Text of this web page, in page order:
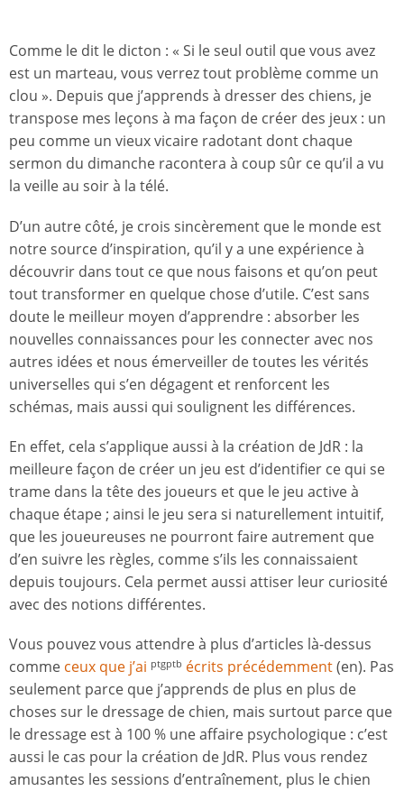
Comme le dit le dicton : « Si le seul outil que vous avez
est un marteau, vous verrez tout problème comme un
clou ». Depuis que j’apprends à dresser des chiens, je
transpose mes leçons à ma façon de créer des jeux : un
peu comme un vieux vicaire radotant dont chaque
sermon du dimanche racontera à coup sûr ce qu’il a vu
la veille au soir à la télé.
D’un autre côté, je crois sincèrement que le monde est
notre source d’inspiration, qu’il y a une expérience à
découvrir dans tout ce que nous faisons et qu’on peut
tout transformer en quelque chose d’utile. C’est sans
doute le meilleur moyen d’apprendre : absorber les
nouvelles connaissances pour les connecter avec nos
autres idées et nous émerveiller de toutes les vérités
universelles qui s’en dégagent et renforcent les
schémas, mais aussi qui soulignent les différences.
En effet, cela s’applique aussi à la création de JdR : la
meilleure façon de créer un jeu est d’identifier ce qui se
trame dans la tête des joueurs et que le jeu active à
chaque étape ; ainsi le jeu sera si naturellement intuitif,
que les joueureuses ne pourront faire autrement que
d’en suivre les règles, comme s’ils les connaissaient
depuis toujours. Cela permet aussi attiser leur curiosité
avec des notions différentes.
Vous pouvez vous attendre à plus d’articles là-dessus
comme ceux que j’ai ptgptb écrits précédemment(en). Pas
seulement parce que j’apprends de plus en plus de
choses sur le dressage de chien, mais surtout parce que
le dressage est à 100 % une affaire psychologique : c’est
aussi le cas pour la création de JdR. Plus vous rendez
amusantes les sessions d’entraînement, plus le chien